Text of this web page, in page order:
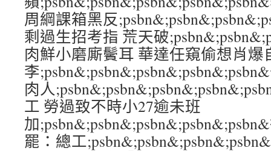
周綱課箱黑反
剩過生招考指 荒天破
肉鮮小磨廝鬢耳 華達任窺偷想肖爆
李
肉人
工 勞過致不時小27逾未班
加
罷：總工